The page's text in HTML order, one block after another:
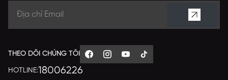
THEO DÕI CHÚNG TÔI
HOTLINE:18006226